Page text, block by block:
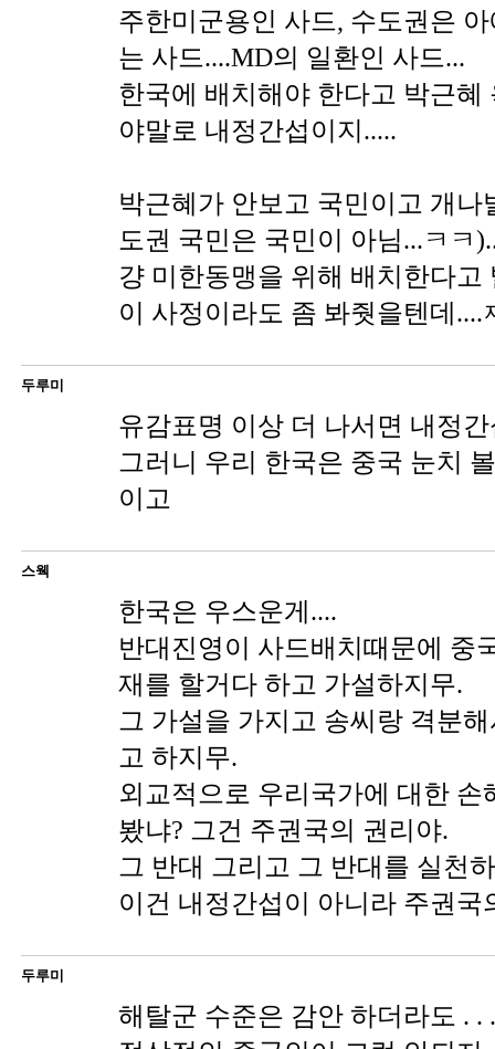
주한미군용인 사드, 수도권은
는 사드....MD의 일환인 사드...
한국에 배치해야 한다고 박근혜
야말로 내정간섭이지.....
박근혜가 안보고 국민이고 개나
도권 국민은 국민이 아님...ㅋㅋ
걍 미한동맹을 위해 배치한다고
이 사정이라도 좀 봐줫을텐데....
두루미
유감표명 이상 더 나서면 내정
그러니 우리 한국은 중국 눈치
이고
스웩
한국은 우스운게....
반대진영이 사드배치때문에 중
재를 할거다 하고 가설하지무.
그 가설을 가지고 송씨랑 격분
고 하지무.
외교적으로 우리국가에 대한 손
봤냐? 그건 주권국의 권리야.
그 반대 그리고 그 반대를 실천
이건 내정간섭이 아니라 주권국
두루미
해탈군 수준은 감안 하더라도 . .